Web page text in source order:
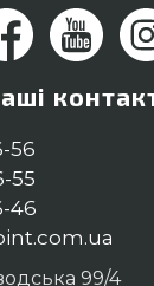
56
55
46
99/4